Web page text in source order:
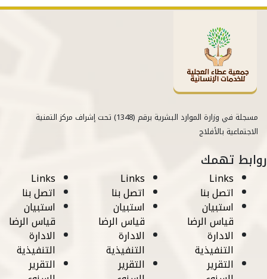
مسجلة في وزارة الموارد البشرية برقم (1348) تحت إشراف مركز التمنية
الاجتماعية بالأفلاج
روابط تهمك
Links
اتصل بنا
استبيان
قياس الرضا
الادارة
التنفيذية
التقرير
Links
اتصل بنا
استبيان
قياس الرضا
الادارة
التنفيذية
التقرير
Links
اتصل بنا
استبيان
قياس الرضا
الادارة
التنفيذية
التقرير